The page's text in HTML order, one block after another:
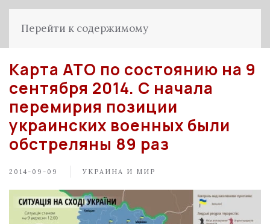
Перейти к содержимому
Карта АТО по состоянию на 9
сентября 2014. С начала
перемирия позиции
украинских военных были
обстреляны 89 раз
2014-09-09 УКРАИНА И МИР